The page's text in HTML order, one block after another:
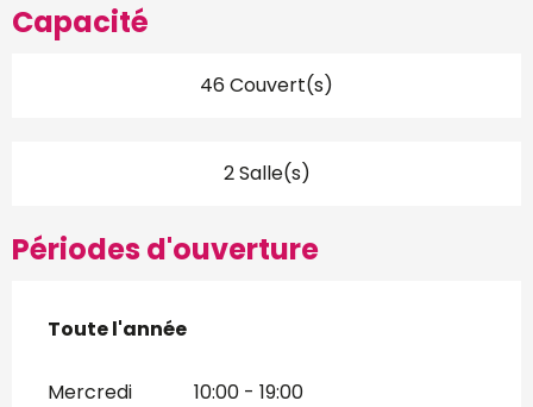
Capacité
46 Couvert(s)
2 Salle(s)
Périodes d'ouverture
Toute l'année
Toute l'année
Mercredi 10:00 - 19:00